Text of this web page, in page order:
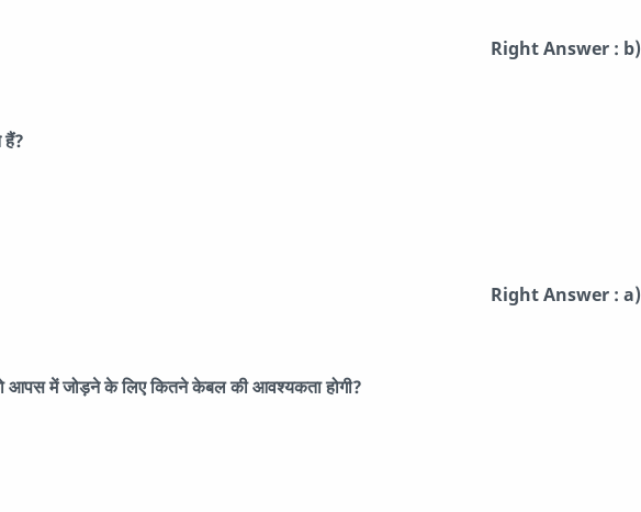
Right Answer : b)
हैं?
Right Answer : a)
आपस में जोड़ने के लिए कितने केबल की आवश्यकता होगी?